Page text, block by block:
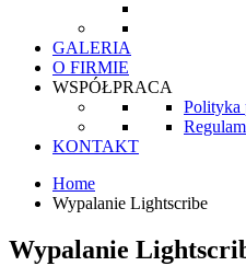
GALERIA
O FIRMIE
WSPÓŁPRACA
Polityka
KONTAKT
Home
Wypalanie Lightscribe
Wypalanie